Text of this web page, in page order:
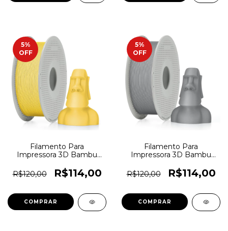
5%
OFF
Filamento Para
Impressora 3D Bambu
Amarelo - 7289
R$120,00 R$114,00
5%
OFF
Filamento Para
Impressora 3D Bambu
Cinza - 7288
R$120,00 R$114,00